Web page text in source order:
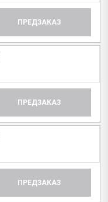
ПРЕДЗАКАЗ
ПРЕДЗАКАЗ
ПРЕДЗАКАЗ